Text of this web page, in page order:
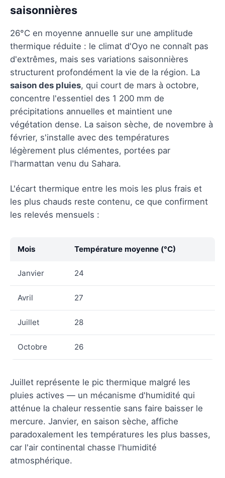
saisonnières
26°C en moyenne annuelle sur une amplitude
thermique réduite : le climat d'Oyo ne connaît pas
d'extrêmes, mais ses variations saisonnières
structurent profondément la vie de la région. La
saison des pluies, qui court de mars à octobre,
concentre l'essentiel des 1 200 mm de
précipitations annuelles et maintient une
végétation dense. La saison sèche, de novembre à
février, s'installe avec des températures
légèrement plus clémentes, portées par
l'harmattan venu du Sahara.
L'écart thermique entre les mois les plus frais et
les plus chauds reste contenu, ce que confirment
les relevés mensuels :
Mois Température moyenne (°C)
Janvier 24
Avril 27
Juillet 28
Octobre 26
Juillet représente le pic thermique malgré les
pluies actives — un mécanisme d'humidité qui
atténue la chaleur ressentie sans faire baisser le
mercure. Janvier, en saison sèche, affiche
paradoxalement les températures les plus basses,
car l'air continental chasse l'humidité
atmosphérique.